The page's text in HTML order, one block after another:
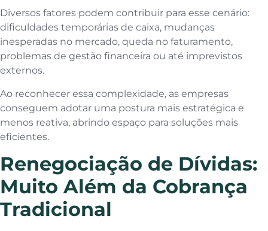
Diversos fatores podem contribuir para esse cenário:
dificuldades temporárias de caixa, mudanças
inesperadas no mercado, queda no faturamento,
problemas de gestão financeira ou até imprevistos
externos.
Ao reconhecer essa complexidade, as empresas
conseguem adotar uma postura mais estratégica e
menos reativa, abrindo espaço para soluções mais
eficientes.
Renegociação de Dívidas:
Muito Além da Cobrança
Tradicional